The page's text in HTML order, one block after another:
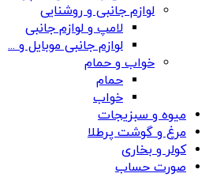
لوازم جانبی و روشنایی
لامپ و لوازم جانبی
لوازم جانبی موبایل و ...
خواب و حمام
حمام
خواب
میوه و سبزیجات
مرغ و گوشت پرطلا
کولر و بخاری
صورت حساب